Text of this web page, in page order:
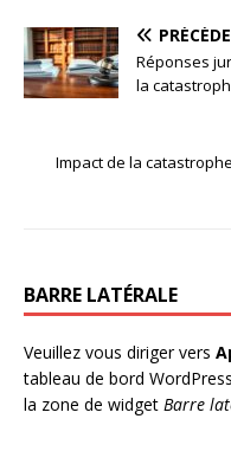
Réponses
la
Impact de la
BARRE LATÉRALE
Veuillez vous diriger vers
tableau de bord
la zone de widget Barre